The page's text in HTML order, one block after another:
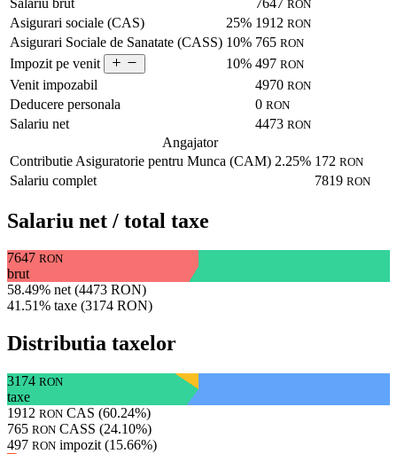
RON
Asigurari sociale (CAS) 25% 1912 RON
Asigurari Sociale de Sanatate (CASS) 10% 765 RON
Impozit pe venit 10% 497 RON
Venit impozabil 4970 RON
Deducere personala 0 RON
Salariu net 4473 RON
Angajator
Contributie Asiguratorie pentru Munca (CAM) 2.25% 172 RON
Salariu complet 7819 RON
Salariu net / total taxe
7647 RON
brut
58.49% net (4473 RON)
41.51% taxe (3174 RON)
Distributia taxelor
3174 RON
taxe
1912 RON CAS (60.24%)
765 RON CASS (24.10%)
497 RON impozit (15.66%)